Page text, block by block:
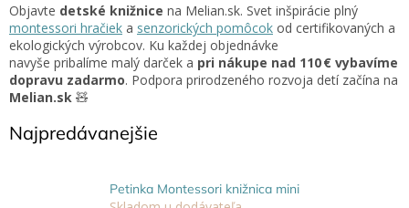
Senzorické
pomôcky
Hračky
Objavte detské knižnice na Melian.sk. Svet inšpirácie plný
montessori hračiek a senzorických pomôcok od certifikovaných a
ekologických výrobcov. Ku každej objednávke
navyše pribalíme malý darček a pri nákupe nad 110 € vybavíme
dopravu zadarmo. Podpora prirodzeného rozvoja detí začína na
Melian.sk 🧸
Najpredávanejšie
Petinka Montessori knižnica mini